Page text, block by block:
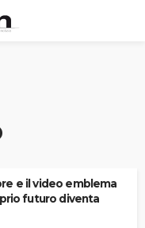
e il video emblema
futuro diventa